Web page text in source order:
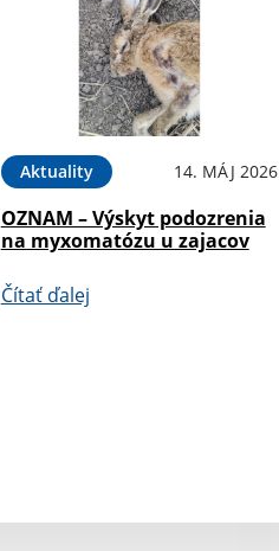
Aktuality 14. MÁJ 2026
OZNAM – Výskyt podozrenia
na myxomatózu u zajacov
Čítať ďalej